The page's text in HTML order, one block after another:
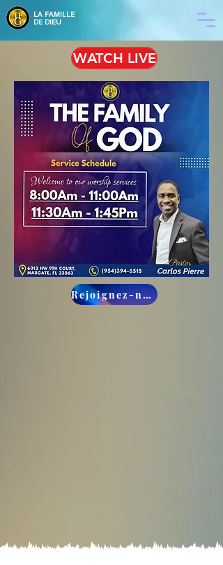
LA FAMILLE
DE DIEU
WATCH LIVE
Rejoignez-nous